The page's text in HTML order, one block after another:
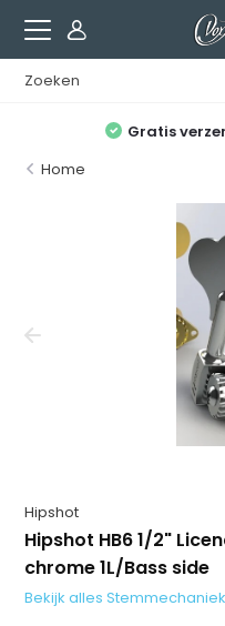
Gratis
Home
Hipshot
Hipshot HB6 1/2"
chrome 1L/Bass side
Bekijk alles